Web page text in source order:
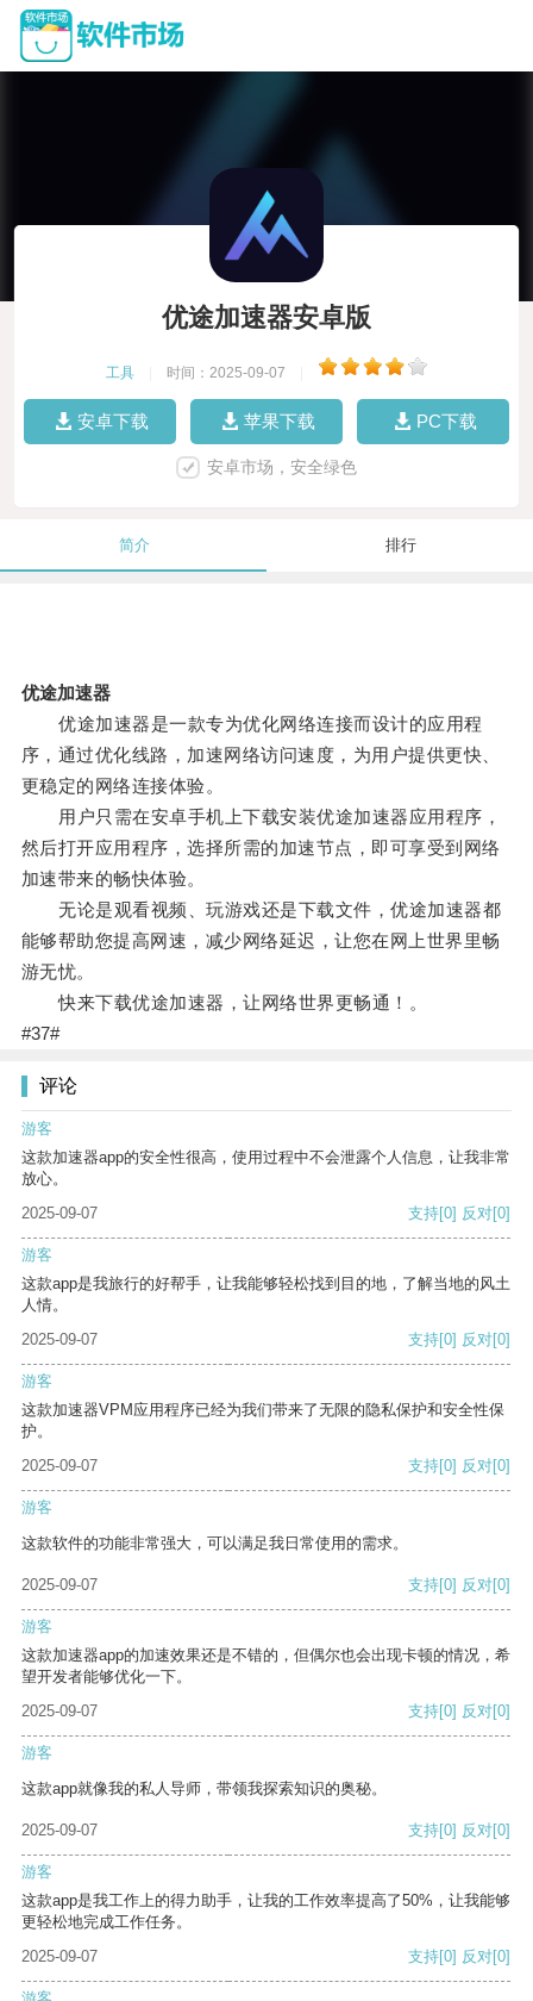
优途加速器安卓版
工具 时间：2025-09-07
安卓下载 苹果下载 PC下载
安卓市场，安全绿色
简介 排行
优途加速器
优途加速器是一款专为优化网络连接而设计的应用程
序，通过优化线路，加速网络访问速度，为用户提供更快、
更稳定的网络连接体验。
用户只需在安卓手机上下载安装优途加速器应用程序，
然后打开应用程序，选择所需的加速节点，即可享受到网络
加速带来的畅快体验。
无论是观看视频、玩游戏还是下载文件，优途加速器都
能够帮助您提高网速，减少网络延迟，让您在网上世界里畅
游无忧。
快来下载优途加速器，让网络世界更畅通！。
#37#
评论
游客
这款加速器app的安全性很高，使用过程中不会泄露个人信息，让我非常
放心。
2025-09-07
支持[0] 反对[0]
游客
这款app是我旅行的好帮手，让我能够轻松找到目的地，了解当地的风土
人情。
2025-09-07
支持[0] 反对[0]
游客
这款加速器VPM应用程序已经为我们带来了无限的隐私保护和安全性保
护。
2025-09-07
支持[0] 反对[0]
游客
这款软件的功能非常强大，可以满足我日常使用的需求。
2025-09-07 支持[0] 反对[0]
游客
这款加速器app的加速效果还是不错的，但偶尔也会出现卡顿的情况，希
望开发者能够优化一下。
2025-09-07
支持[0] 反对[0]
游客
这款app就像我的私人导师，带领我探索知识的奥秘。
2025-09-07 支持[0] 反对[0]
游客
这款app是我工作上的得力助手，让我的工作效率提高了50%，让我能够
更轻松地完成工作任务。
2025-09-07
支持[0] 反对[0]